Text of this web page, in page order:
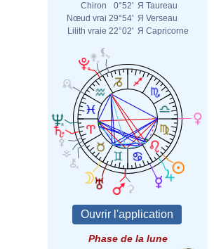
Chiron
0°52' Я Taureau
Nœud vrai 29°54' Я Verseau
Lilith vraie 22°02' Я Capricorne
Phase de la lune